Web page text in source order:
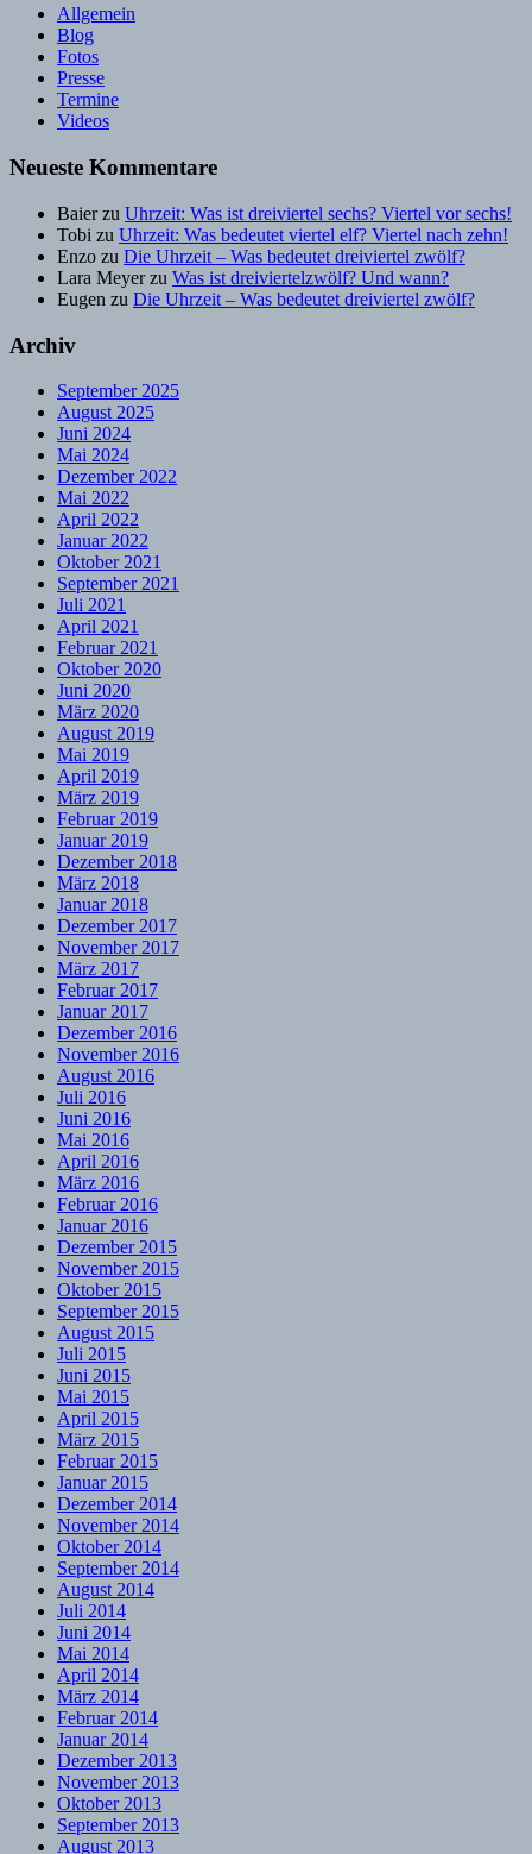
Allgemein
Blog
Fotos
Presse
Termine
Videos
Neueste Kommentare
Baierzu Uhrzeit: Was ist dreiviertel sechs? Viertel vor sechs!
Tobi zu Uhrzeit: Was bedeutet viertel elf? Viertel nach zehn!
Enzo zu Die Uhrzeit – Was bedeutet dreiviertel zwölf?
Lara Meyerzu Was ist dreiviertelzwölf? Und wann?
Eugen zu Die Uhrzeit – Was bedeutet dreiviertel zwölf?
Archiv
September 2025
August 2025
Juni 2024
Mai 2024
Dezember 2022
Mai 2022
April 2022
Januar 2022
Oktober 2021
September 2021
Juli 2021
April 2021
Februar 2021
Oktober 2020
Juni 2020
März 2020
August 2019
Mai 2019
April 2019
März 2019
Februar 2019
Januar 2019
Dezember 2018
März 2018
Januar 2018
Dezember 2017
November 2017
März 2017
Februar 2017
Januar 2017
Dezember 2016
November 2016
August 2016
Juli 2016
Juni 2016
Mai 2016
April 2016
März 2016
Februar 2016
Januar 2016
Dezember 2015
November 2015
Oktober 2015
September 2015
August 2015
Juli 2015
Juni 2015
Mai 2015
April 2015
März 2015
Februar 2015
Januar 2015
Dezember 2014
November 2014
Oktober 2014
September 2014
August 2014
Juli 2014
Juni 2014
Mai 2014
April 2014
März 2014
Februar 2014
Januar 2014
Dezember 2013
November 2013
Oktober 2013
September 2013
August 2013